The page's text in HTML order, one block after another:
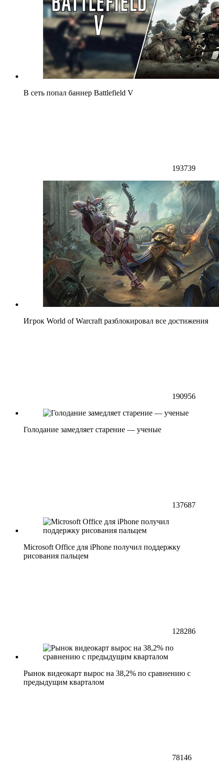
В сеть попал баннер Battlefield V
193739
Игрок World of Warcraft разблокировал все достижения
190956
Голодание замедляет старение — ученые
137687
Microsoft Office для iPhone получил поддержку
рисования пальцем
128286
Рынок видеокарт вырос на 38,2% по сравнению с
предыдущим кварталом
78146